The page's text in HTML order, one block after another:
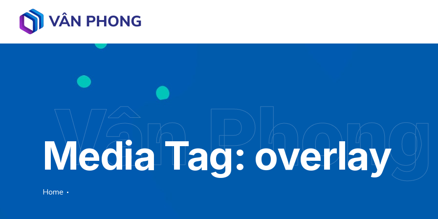
Vân
Media Tag:overlay
Home